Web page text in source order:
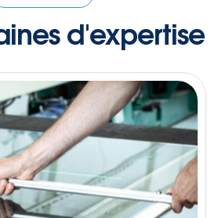
d'expertise